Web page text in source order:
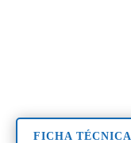
FICHA TÉCNICA